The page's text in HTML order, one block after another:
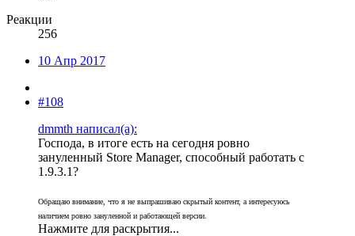
Реакции
256
10 Апр 2017
#108
dmmth написал(а):
Господа, в итоге есть на сегодня ровно
зануленный Store Manager, способный работать с
1.9.3.1?
Обращаю внимание, что я не выпрашиваю скрытый контент, а интересуюсь
наличием ровно зануленной и работающей версии.
Нажмите для раскрытия...